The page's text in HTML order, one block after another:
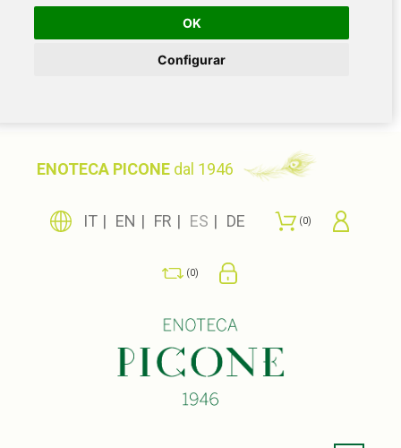
OK
Configurar
ENOTECA PICONE dal 1946
IT EN FR ES DE 0
0